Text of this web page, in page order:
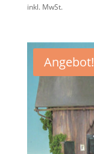
inkl. MwSt.
Angebot!